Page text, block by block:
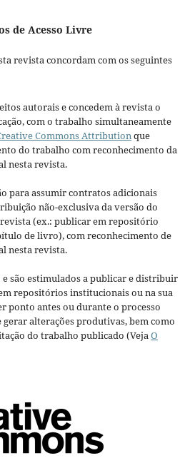
de Acesso Livre
revista concordam com os seguintes
autorais e concedem à revista o
com o trabalho simultaneamente
Commons Attributionque
do trabalho com reconhecimento da
nesta revista.
para assumir contratos adicionais
não-exclusiva da versão do
(ex.: publicar em repositório
de livro), com reconhecimento de
nesta revista.
são estimulados a publicar e distribuir
repositórios institucionais ou na sua
ponto antes ou durante o processo
alterações produtivas, bem como
do trabalho publicado (VejaO